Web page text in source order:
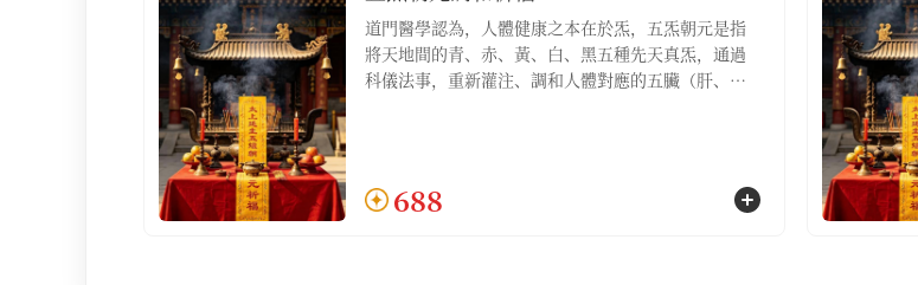
道門醫學認為，人體健康之本在於炁，五炁朝元是指
將天地間的青、赤、黃、白、黑五種先天真炁，通過
科儀法事，重新灌注、調和人體對應的五臟（肝、
文1份】688